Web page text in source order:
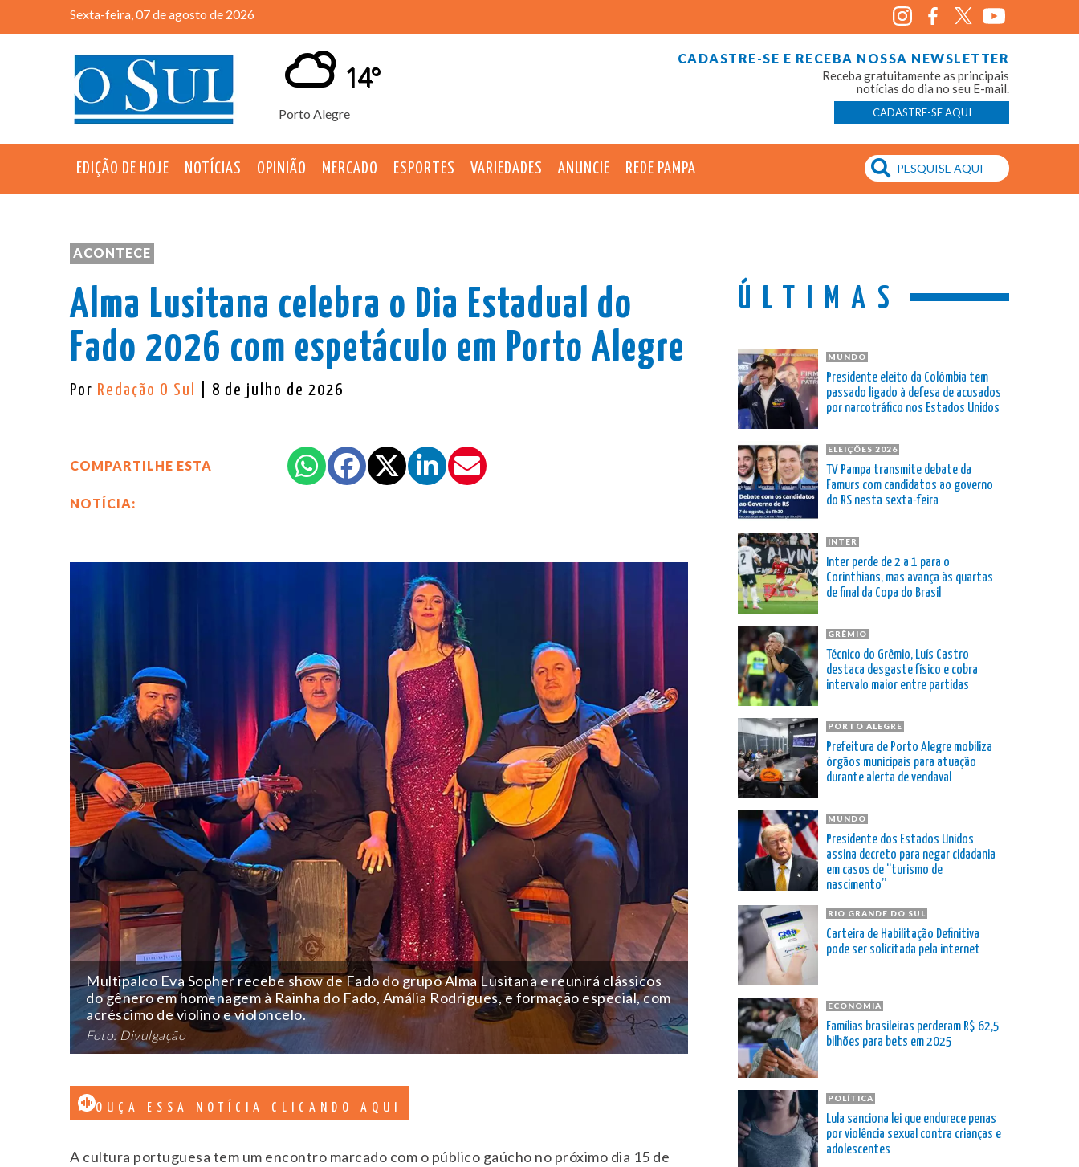
Sexta-feira, 07 de agosto de 2026
Porto Alegre
14°
CADASTRE-SE E RECEBA NOSSA NEWSLETTER
Receba gratuitamente as principais
notícias do dia no seu E-mail.
CADASTRE-SE AQUI
EDIÇÃO DE HOJE NOTÍCIAS OPINIÃO MERCADO ESPORTES VARIEDADES ANUNCIE REDE PAMPA
ACONTECE
Alma Lusitana celebra o Dia Estadual do
Fado 2026 com espetáculo em Porto Alegre
Por Redação O Sul | 8 de julho de 2026
COMPARTILHE ESTA
NOTÍCIA:
Multipalco Eva Sopher recebe show de Fado do grupo Alma Lusitana e reunirá clássicos
do gênero em homenagem à Rainha do Fado, Amália Rodrigues, e formação especial, com
acréscimo de violino e violoncelo.
Foto: Divulgação
OUÇA ESSA NOTÍCIA CLICANDO AQUI
A cultura portuguesa tem um encontro marcado com o público gaúcho no próximo dia 15 de
ÚLTIMAS
MUNDO
Presidente eleito da Colômbia tem
passado ligado à defesa de acusados
por narcotráfico nos Estados Unidos
ELEIÇÕES 2026
TV Pampa transmite debate da
Famurs com candidatos ao governo
do RS nesta sexta-feira
INTER
Inter perde de 2 a 1 para o
Corinthians, mas avança às quartas
de final da Copa do Brasil
GRÊMIO
Técnico do Grêmio, Luís Castro
destaca desgaste físico e cobra
intervalo maior entre partidas
PORTO ALEGRE
Prefeitura de Porto Alegre mobiliza
órgãos municipais para atuação
durante alerta de vendaval
MUNDO
Presidente dos Estados Unidos
assina decreto para negar cidadania
em casos de “turismo de
nascimento”
RIO GRANDE DO SUL
Carteira de Habilitação Definitiva
pode ser solicitada pela internet
ECONOMIA
Famílias brasileiras perderam R$ 62,5
bilhões para bets em 2025
POLÍTICA
Lula sanciona lei que endurece penas
por violência sexual contra crianças e
adolescentes